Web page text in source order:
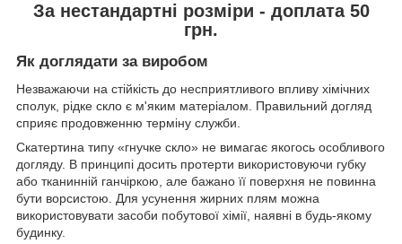
За нестандартні розміри - доплата 50
грн.
Як доглядати за виробом
Незважаючи на стійкість до несприятливого впливу хімічних
сполук, рідке скло є м'яким матеріалом. Правильний догляд
сприяє продовженню терміну служби.
Скатертина типу «гнучке скло» не вимагає якогось особливого
догляду. В принципі досить протерти використовуючи губку
або тканинній ганчіркою, але бажано її поверхня не повинна
бути ворсистою. Для усунення жирних плям можна
використовувати засоби побутової хімії, наявні в будь-якому
будинку.